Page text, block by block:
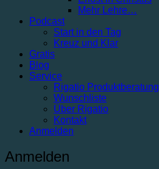
Mehr Lehre…
Podcast
Start in den Tag
Kreuz und Klar
Gratis
Blog
Service
Rigatio Produktberatung
Wunschliste
Über Rigatio
Kontakt
Anmelden
Anmelden